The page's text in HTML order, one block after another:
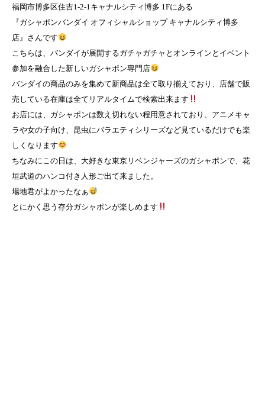
福岡市博多区住吉1-2-1キャナルシティ博多 1Fにある
『ガシャポンバンダイ オフィシャルショップ キャナルシティ博多
店』さんです
こちらは、バンダイが展開するガチャガチャとオンラインとイベント
参加を融合した新しいガシャポン専門店
バンダイの商品のみを集めて新商品は全て取り揃えており、店舗で販
売している在庫は全てリアルタイムで検索出来ます
お店には、ガシャポンは数え切れない程用意されており、アニメキャ
ラや女の子向け、昆虫にバラエティシリーズなど見ているだけでも楽
しくなります
ちなみにこの日は、大好きな東京リベンジャーズのガシャポンで、花
垣武道のハンコ付き人形ご出て来ました。
場地君がよかったなぁ
とにかく思う存分ガシャポンが楽しめます